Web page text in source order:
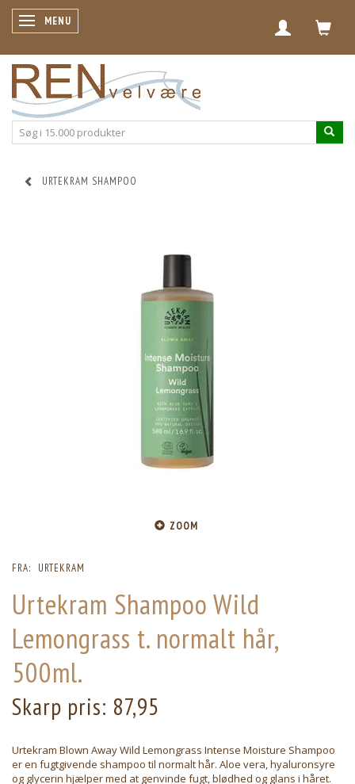
SKIFTE NAVIGATION
MENU
URTEKRAM SHAMPOO
ZOOM
FRA: URTEKRAM
Urtekram Shampoo Wild
Lemongrass t. normalt hår,
500ml.
Skarp pris: 87,95
Urtekram Blown Away Wild Lemongrass Intense Moisture Shampoo
er en fugtgivende shampoo til normalt hår. Aloe vera, hyaluronsyre
og glycerin hjælper med at genvinde fugt, blødhed og glans i håret.